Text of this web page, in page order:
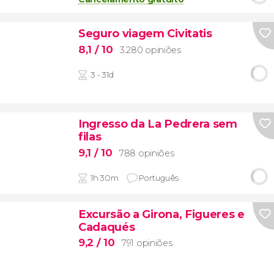
Seguro viagem Civitatis
8,1 / 10 3.280 opiniões
3 - 31d
Ingresso da La Pedrera sem
filas
9,1 / 10 788 opiniões
1h 30m Português
Excursão a Girona, Figueres e
Cadaqués
9,2 / 10 791 opiniões